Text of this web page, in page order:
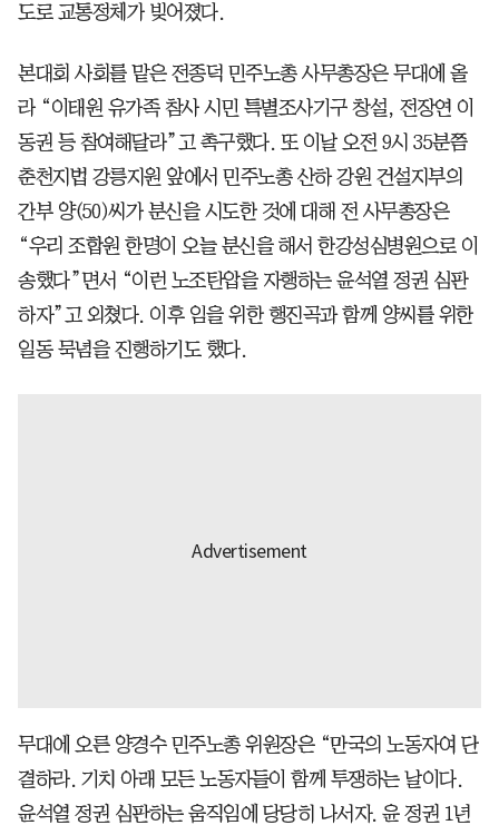
도로 교통정체가 빚어졌다.
본대회 사회를 맡은 전종덕 민주노총 사무총장은 무대에 올
라 “이태원 유가족 참사 시민 특별조사기구 창설, 전장연 이
동권 등 참여해달라”고 촉구했다. 또 이날 오전 9시 35분쯤
춘천지법 강릉지원 앞에서 민주노총 산하 강원 건설지부의
간부 양(50)씨가 분신을 시도한 것에 대해 전 사무총장은
“우리 조합원 한명이 오늘 분신을 해서 한강성심병원으로 이
송했다”면서 “이런 노조탄압을 자행하는 윤석열 정권 심판
하자”고 외쳤다. 이후 임을 위한 행진곡과 함께 양씨를 위한
일동 묵념을 진행하기도 했다.
무대에 오른 양경수 민주노총 위원장은 “만국의 노동자여 단
결하라. 기치 아래 모든 노동자들이 함께 투쟁하는 날이다.
윤석열 정권 심판하는 움직임에 당당히 나서자. 윤 정권 1년